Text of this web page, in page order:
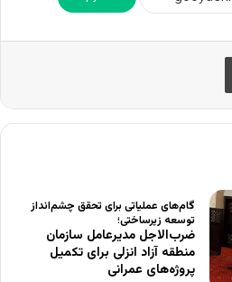
چاپ
گام‌های عملیاتی برای تحقق چشم‌انداز
توسعه زیرساختی؛
ضرب‌الاجل مدیرعامل سازمان
منطقه آزاد انزلی برای تکمیل
پروژه‌های عمرانی